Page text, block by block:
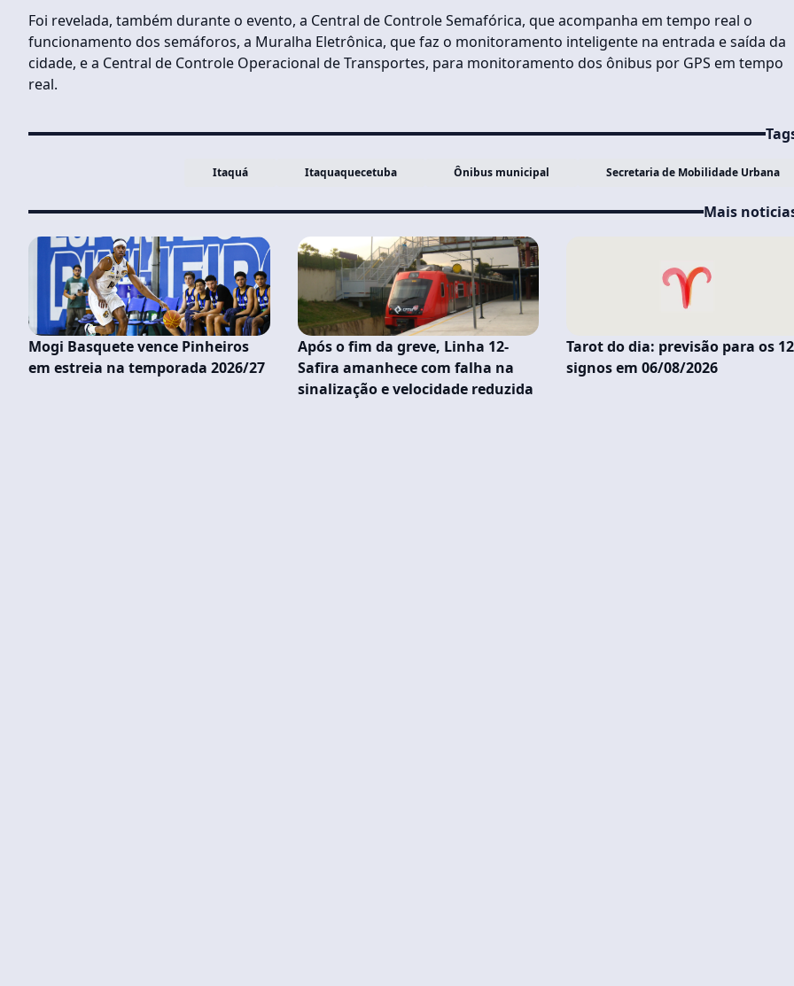
Foi revelada, também durante o evento, a Central de Controle Semafórica, que acompanha em tempo real o
funcionamento dos semáforos, a Muralha Eletrônica, que faz o monitoramento inteligente na entrada e saída da
cidade, e a Central de Controle Operacional de Transportes, para monitoramento dos ônibus por GPS em tempo
real.
Itaquá Itaquaquecetuba Ônibus municipal Secretaria de Mobilidade Urbana
Mais
Mogi Basquete vence Pinheiros
em estreia na temporada 2026/27
Após o fim da greve, Linha 12-
Safira amanhece com falha na
sinalização e velocidade reduzida
Tarot do dia: previsão para os 12
signos em 06/08/2026